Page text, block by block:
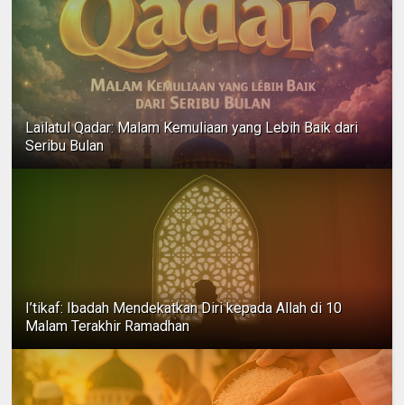
Lailatul Qadar: Malam Kemuliaan yang Lebih Baik dari
Seribu Bulan
I’tikaf: Ibadah Mendekatkan Diri kepada Allah di 10
Malam Terakhir Ramadhan